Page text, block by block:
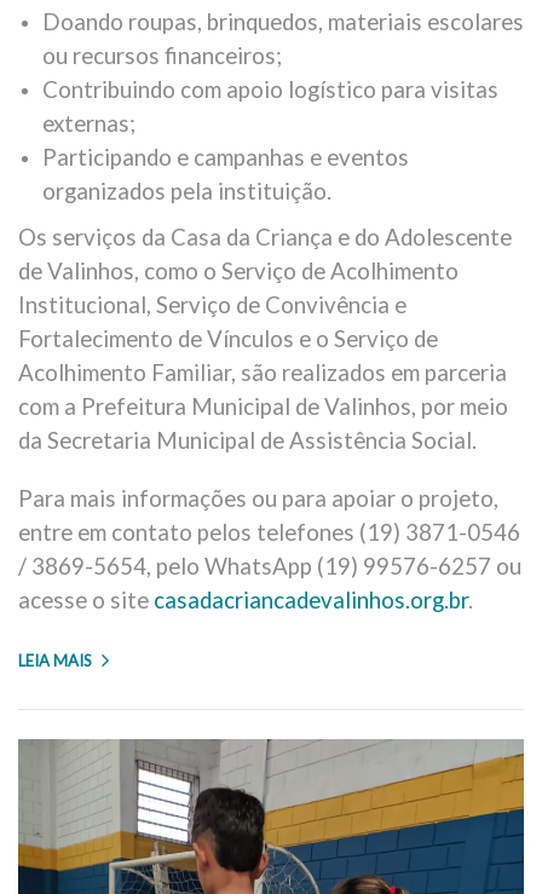
Doando roupas, brinquedos, materiais escolares
ou recursos financeiros;
Contribuindo com apoio logístico para visitas
externas;
Participando e campanhas e eventos
organizados pela instituição.
Os serviços da Casa da Criança e do Adolescente
de Valinhos, como o Serviço de Acolhimento
Institucional, Serviço de Convivência e
Fortalecimento de Vínculos e o Serviço de
Acolhimento Familiar, são realizados em parceria
com a Prefeitura Municipal de Valinhos, por meio
da Secretaria Municipal de Assistência Social.
Para mais informações ou para apoiar o projeto,
entre em contato pelos telefones (19) 3871-0546
/ 3869-5654, pelo WhatsApp (19) 99576-6257 ou
acesse o site casadacriancadevalinhos.org.br.
LEIA MAIS